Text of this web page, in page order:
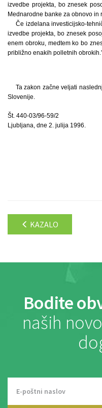
izvedbe projekta, bo znesek
Mednarodne banke za obnovo in
Če izdelana investicijsko-
izvedbe projekta, bo znesek
enem obroku, medtem ko bo
približno enakih polletnih
Ta zakon začne veljati
Slovenije.
Št. 440-03/96-59/2
Ljubljana, dne 2. julija 1996.
KAZALO
Bodite
naših